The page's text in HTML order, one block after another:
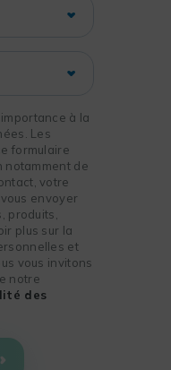
à la
Les
formulaire
notamment de
votre
envoyer
produits,
plus sur la
et
vous invitons
notre
des